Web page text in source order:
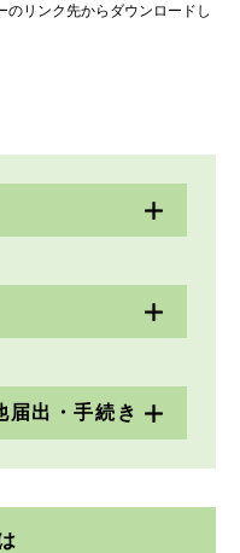
リンク先からダウンロードし
届出・手続き